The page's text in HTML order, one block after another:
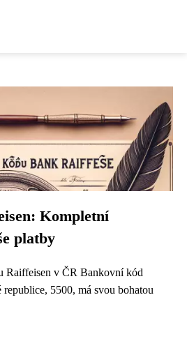
Kompletní
platby
Raiffeisen v ČR Bankovní kód
5500, má svou bohatou